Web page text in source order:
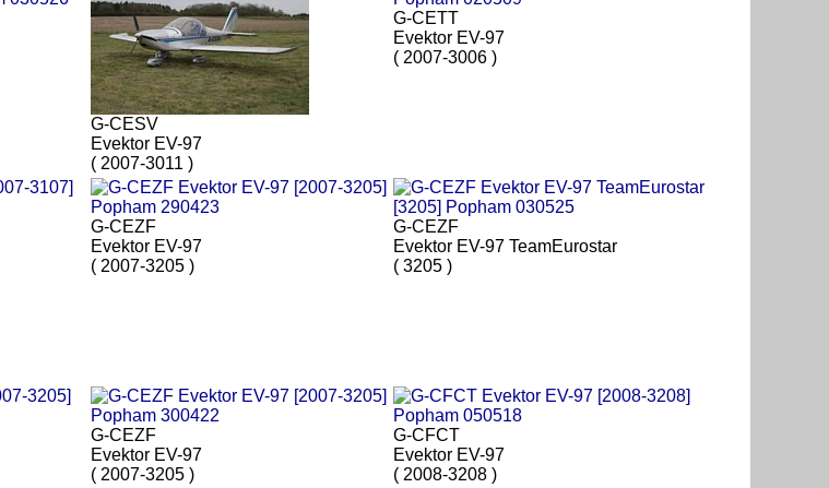
G-CESV
Evektor EV-97
( 2007-3011 )
G-CETT
Evektor EV-97
( 2007-3006 )
G-CEZF
Evektor EV-97
( 2007-3205 )
G-CEZF
Evektor EV-97 TeamEurostar
( 3205 )
G-CEZF
Evektor EV-97
( 2007-3205 )
G-CFCT
Evektor EV-97
( 2008-3208 )